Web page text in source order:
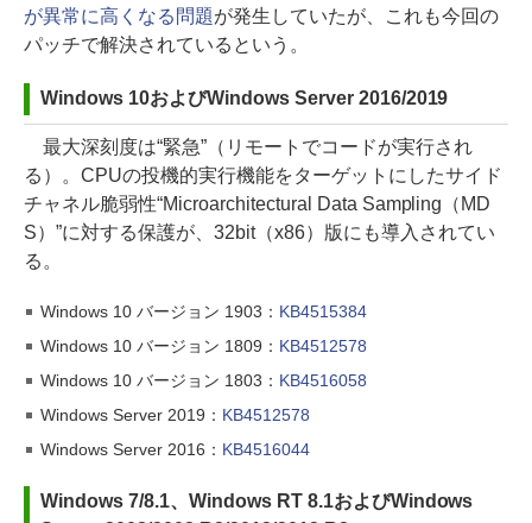
が異常に高くなる問題が発生していたが、これも今回の
パッチで解決されているという。
Windows 10およびWindows Server 2016/2019
最大深刻度は“緊急”（リモートでコードが実行され
る）。CPUの投機的実行機能をターゲットにしたサイド
チャネル脆弱性“Microarchitectural Data Sampling（MD
S）”に対する保護が、32bit（x86）版にも導入されてい
る。
Windows 10 バージョン 1903： KB4515384
Windows 10 バージョン 1809： KB4512578
Windows 10 バージョン 1803： KB4516058
Windows Server 2019： KB4512578
Windows Server 2016： KB4516044
Windows 7/8.1、Windows RT 8.1およびWindows